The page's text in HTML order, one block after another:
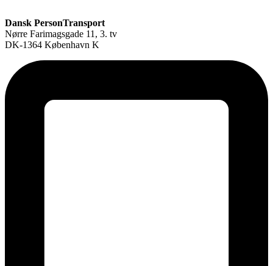
Dansk PersonTransport
Nørre Farimagsgade 11, 3. tv
DK-1364 København K